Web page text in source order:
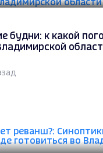
будни: к какой